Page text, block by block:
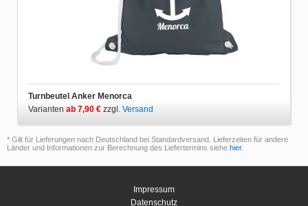
Turnbeutel Anker Menorca
Varianten ab 7,90 € zzgl. Versand
* Gilt für Lieferungen nach Deutschland bei Standardversand. Lieferzeiten für andere
Länder und Informationen zur Berechnung des Liefertermins siehe hier.
Impressum
Datenschutz